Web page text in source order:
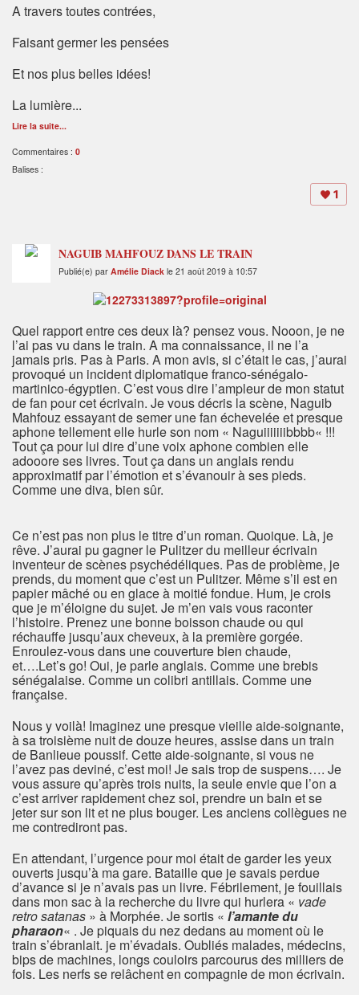
A travers toutes contrées,
Faisant germer les pensées
Et nos plus belles idées!
La lumière...
Lire la suite...
Commentaires : 0
Balises :
1
NAGUIB MAHFOUZ DANS LE TRAIN
Publié(e) par Amélie Diack le 21 août 2019 à 10:57
Quel rapport entre ces deux là? pensez vous. Nooon, je ne
l’ai pas vu dans le train. A ma connaissance, il ne l’a
jamais pris. Pas à Paris. A mon avis, si c’était le cas, j’aurai
provoqué un incident diplomatique franco-sénégalo-
martinico-égyptien. C’est vous dire l’ampleur de mon statut
de fan pour cet écrivain. Je vous décris la scène, Naguib
Mahfouz essayant de semer une fan échevelée et presque
aphone tellement elle hurle son nom « Naguiiiiiiibbbb« !!!
Tout ça pour lui dire d’une voix aphone combien elle
adooore ses livres. Tout ça dans un anglais rendu
approximatif par l’émotion et s’évanouir à ses pieds.
Comme une diva, bien sûr.
Ce n’est pas non plus le titre d’un roman. Quoique. Là, je
rêve. J’aurai pu gagner le Pulitzer du meilleur écrivain
inventeur de scènes psychédéliques. Pas de problème, je
prends, du moment que c’est un Pulitzer. Même s’il est en
papier mâché ou en glace à moitié fondue. Hum, je crois
que je m’éloigne du sujet. Je m’en vais vous raconter
l’histoire. Prenez une bonne boisson chaude ou qui
réchauffe jusqu’aux cheveux, à la première gorgée.
Enroulez-vous dans une couverture bien chaude,
et….Let’s go! Oui, je parle anglais. Comme une brebis
sénégalaise. Comme un colibri antillais. Comme une
française.
Nous y voilà! Imaginez une presque vieille aide-soignante,
à sa troisième nuit de douze heures, assise dans un train
de Banlieue poussif. Cette aide-soignante, si vous ne
l’avez pas deviné, c’est moi! Je sais trop de suspens…. Je
vous assure qu’après trois nuits, la seule envie que l’on a
c’est arriver rapidement chez soi, prendre un bain et se
jeter sur son lit et ne plus bouger. Les anciens collègues ne
me contrediront pas.
En attendant, l’urgence pour moi était de garder les yeux
ouverts jusqu’à ma gare. Bataille que je savais perdue
d’avance si je n’avais pas un livre. Fébrilement, je fouillais
dans mon sac à la recherche du livre qui hurlera « vade
retro satanas » à Morphée. Je sortis « l’amante du
pharaon« . Je piquais du nez dedans au moment où le
train s’ébranlait. je m’évadais. Oubliés malades, médecins,
bips de machines, longs couloirs parcourus des milliers de
fois. Les nerfs se relâchent en compagnie de mon écrivain.